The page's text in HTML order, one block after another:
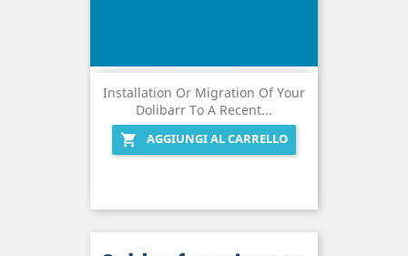
Installation Or Migration Of Your
Dolibarr To A Recent...

AGGIUNGI AL CARRELLO